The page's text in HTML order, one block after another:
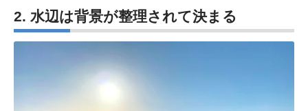
2. 水辺は背景が整理されて決まる